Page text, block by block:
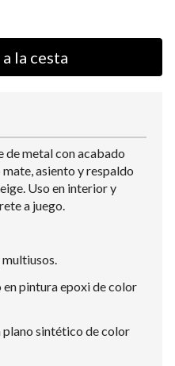
la cesta
de metal con acabado
asiento y respaldo
Uso en interior y
a juego.
pintura epoxi de color
sintético de color